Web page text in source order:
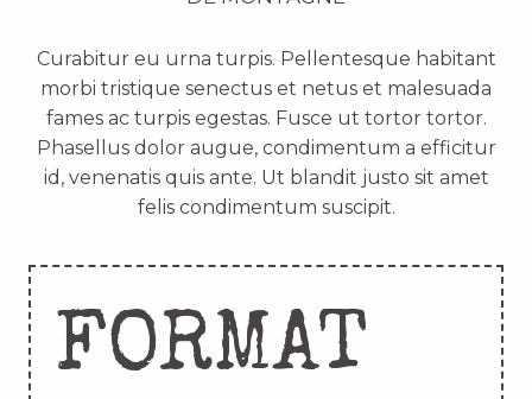
Curabitur eu urna turpis. Pellentesque habitant
morbi tristique senectus et netus et malesuada
fames ac turpis egestas. Fusce ut tortor tortor.
Phasellus dolor augue, condimentum a efficitur
id, venenatis quis ante. Ut blandit justo sit amet
felis condimentum suscipit.
FORMAT